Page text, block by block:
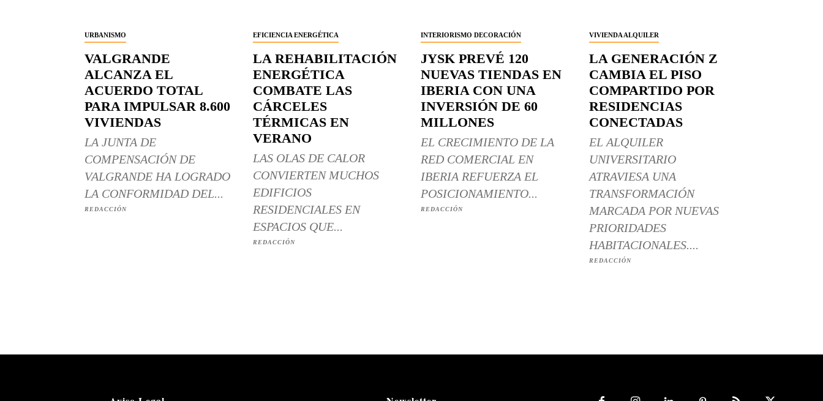
URBANISMO
VALGRANDE
ALCANZA EL
ACUERDO TOTAL
PARA IMPULSAR 8.600
VIVIENDAS
LA JUNTA DE
COMPENSACIÓN DE
VALGRANDE HA LOGRADO
LA CONFORMIDAD DEL...
REDACCIÓN
EFICIENCIA ENERGÉTICA
LA REHABILITACIÓN
ENERGÉTICA
COMBATE LAS
CÁRCELES
TÉRMICAS EN
VERANO
LAS OLAS DE CALOR
CONVIERTEN MUCHOS
EDIFICIOS
RESIDENCIALES EN
ESPACIOS QUE...
REDACCIÓN
INTERIORISMO DECORACIÓN
JYSK PREVÉ 120
NUEVAS TIENDAS EN
IBERIA CON UNA
INVERSIÓN DE 60
MILLONES
EL CRECIMIENTO DE LA
RED COMERCIAL EN
IBERIA REFUERZA EL
POSICIONAMIENTO...
REDACCIÓN
VIVIENDA ALQUILER
LA GENERACIÓN Z
CAMBIA EL PISO
COMPARTIDO POR
RESIDENCIAS
CONECTADAS
EL ALQUILER
UNIVERSITARIO
ATRAVIESA UNA
TRANSFORMACIÓN
MARCADA POR NUEVAS
PRIORIDADES
HABITACIONALES....
REDACCIÓN